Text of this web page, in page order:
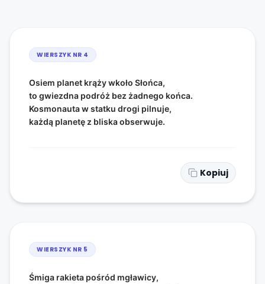
WIERSZYK NR 4
Osiem planet krąży wkoło Słońca,
to gwiezdna podróż bez żadnego końca.
Kosmonauta w statku drogi pilnuje,
każdą planetę z bliska obserwuje.
Kopiuj
WIERSZYK NR 5
Śmiga rakieta pośród mgławicy,